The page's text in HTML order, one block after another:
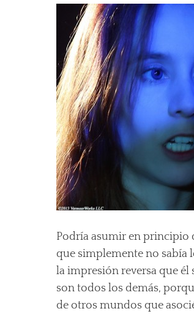
Podría asumir en principio
que simplemente no sabía
la impresión reversa que él
son todos los demás,
de otros mundos que